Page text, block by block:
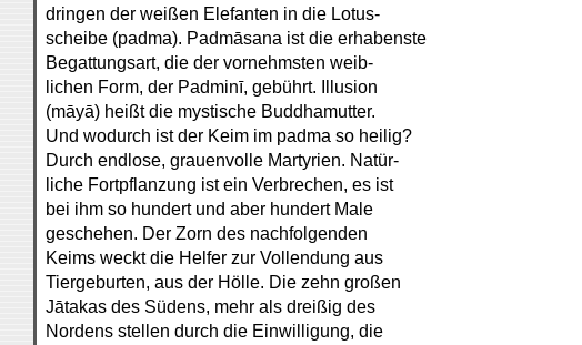
dringen der weißen Elefanten in die Lotus-
scheibe (padma). Padmāsana ist die erhabenste
Begattungsart, die der vornehmsten weib-
lichen Form, der Padminī, gebührt. Illusion
(māyā) heißt die mystische Buddhamutter.
Und wodurch ist der Keim im padma so heilig?
Durch endlose, grauenvolle Martyrien. Natür-
liche Fortpflanzung ist ein Verbrechen, es ist
bei ihm so hundert und aber hundert Male
geschehen. Der Zorn des nachfolgenden
Keims weckt die Helfer zur Vollendung aus
Tiergeburten, aus der Hölle. Die zehn großen
Jātakas des Südens, mehr als dreißig des
Nordens stellen durch die Einwilligung, die